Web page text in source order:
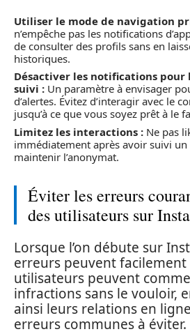
Utiliser le mode de navigation
n’empêche pas les notifications
de consulter des profils sans en
historiques.
Désactiver les notifications pour
suivi : Un paramètre à envisager
d’alertes. Évitez d’interagir avec le
jusqu’à ce que vous soyez prêt à le
Limitez les interactions : Ne pas
immédiatement après avoir suivi
maintenir l’anonymat.
Éviter les erreurs
des utilisateurs sur
Lorsque l’on débute sur
erreurs peuvent facilement
utilisateurs peuvent
infractions sans le vouloir,
ainsi leurs relations en
erreurs communes à éviter.